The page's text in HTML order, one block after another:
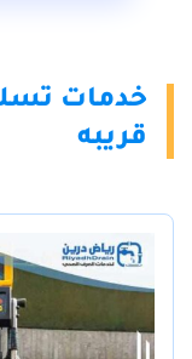
خدمات
قريبه